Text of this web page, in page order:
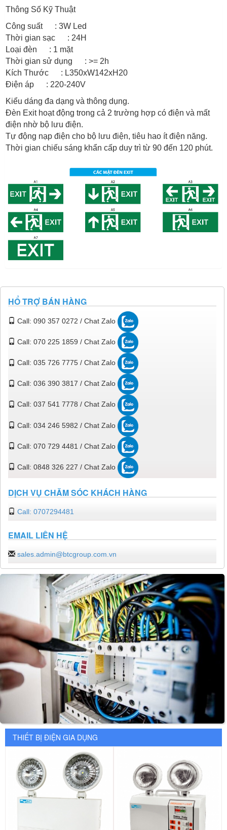
Thông Số Kỹ Thuật
Công suất : 3W Led
Thời gian sạc : 24H
Loại đèn : 1 mặt
Thời gian sử dụng : >= 2h
Kích Thước : L350xW142xH20
Điện áp : 220-240V
Kiểu dáng đa dạng và thông dụng.
Đèn Exit hoạt động trong cả 2 trường hợp có điện và mất
điện nhờ bộ lưu điện.
Tự động nạp điện cho bộ lưu điện, tiêu hao ít điện năng.
Thời gian chiếu sáng khẩn cấp duy trì từ 90 đến 120 phút.
HỔ TRỢ BÁN HÀNG
Call: 090 357 0272 / Chat Zalo
Call: 070 225 1859 / Chat Zalo
Call: 035 726 7775 / Chat Zalo
Call: 036 390 3817 / Chat Zalo
Call: 037 541 7778 / Chat Zalo
Call: 034 246 5982 / Chat Zalo
Call: 070 729 4481 / Chat Zalo
Call: 0848 326 227 / Chat Zalo
DỊCH VỤ CHĂM SÓC KHÁCH HÀNG
Call: 0707294481
EMAIL LIÊN HỆ
sales.admin@btcgroup.com.vn
THIẾT BỊ ĐIỆN GIA DỤNG